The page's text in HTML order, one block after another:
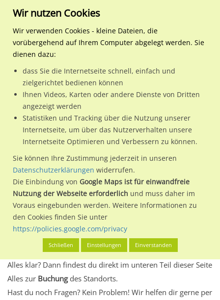
Regionale Plakatwerbung Hamburg
Hamburg, Freie und
S-Bf Veddel, Bstg.,Gleis 2
S-Bf Veddel, Bstg.,Gleis 2
Nutze günstige Werbemöglichkeiten am Standort S-Bf
Veddel, Bstg.,Gleis 2im Ortsteil Georgswerder)in Hamburg,
Freie und Hansestadt.
Wir erheben für jede unserer Werbeflächen individuelle und
aktuelleStandortinformationenund Leistungswerte. Damit
kannst du dich schon vor der Buchung im Detail über den
Standort, seine Reichweite und Werbewirkung sowie
eventuelle Beschränkungen in den zugelassenen
Werbeinhalten informieren.
Alles klar? Dann findest du direkt im unteren Teil dieser Seite
Alles zur Buchungdes Standorts.
Hast du noch Fragen? Kein Problem! Wir helfen dir gerne per
Wir nutzen Cookies
Wir verwenden Cookies - kleine Dateien, die
vorübergehend auf Ihrem Computer abgelegt werden. Sie
dienen dazu:
dass Sie die Internetseite schnell, einfach und
zielgerichtet bedienen können
Ihnen Videos, Karten oder andere Dienste von Dritten
angezeigt werden
Statistiken und Tracking über die Nutzung unserer
Internetseite, um über das Nutzerverhalten unsere
Internetseite Optimieren und Verbessern zu können.
Sie können Ihre Zustimmung jederzeit in unseren
Datenschutzerklärungen widerrufen.
Die Einbindung von Google Maps ist für einwandfreie
Nutzung der Webseite erforderlich und muss daher im
Voraus eingebunden werden. Weitere Informationen zu
den Cookies finden Sie unter
https://policies.google.com/privacy
Schließen Einstellungen Einverstanden